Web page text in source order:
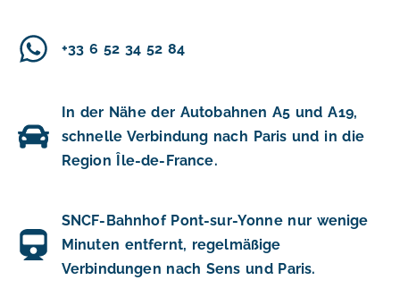
+33 6 52 34 52 84
In der Nähe der Autobahnen A5 und A19,
schnelle Verbindung nach Paris und in die
Region Île-de-France.
SNCF-Bahnhof Pont-sur-Yonne nur wenige
Minuten entfernt, regelmäßige
Verbindungen nach Sens und Paris.